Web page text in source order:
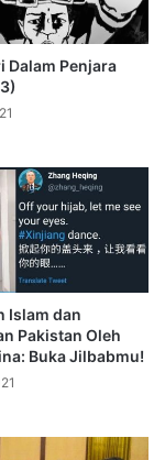
Dalam Penjara
Islam dan
Pakistan Oleh
Buka Jilbabmu!